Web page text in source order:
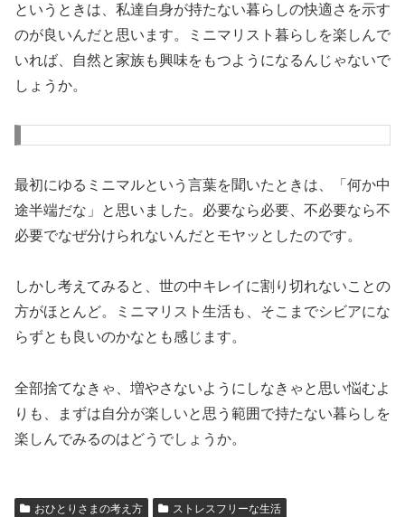
というときは、私達自身が持たない暮らしの快適さを示す
のが良いんだと思います。ミニマリスト暮らしを楽しんで
いれば、自然と家族も興味をもつようになるんじゃないで
しょうか。
最初にゆるミニマルという言葉を聞いたときは、「何か中
途半端だな」と思いました。必要なら必要、不必要なら不
必要でなぜ分けられないんだとモヤッとしたのです。
しかし考えてみると、世の中キレイに割り切れないことの
方がほとんど。ミニマリスト生活も、そこまでシビアにな
らずとも良いのかなとも感じます。
全部捨てなきゃ、増やさないようにしなきゃと思い悩むよ
りも、まずは自分が楽しいと思う範囲で持たない暮らしを
楽しんでみるのはどうでしょうか。
おひとりさまの考え方 ストレスフリーな生活